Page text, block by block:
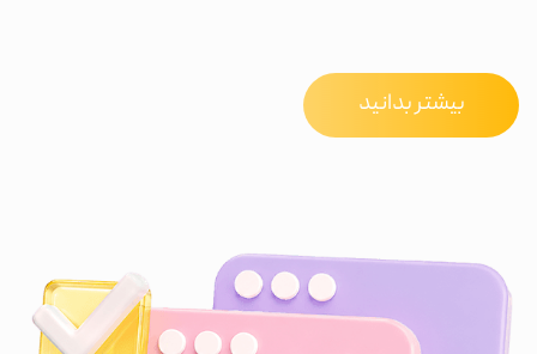
بیشتر بدانید